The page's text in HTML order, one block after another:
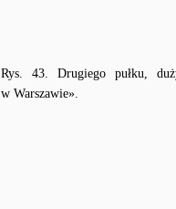
Rys. 43. Drugiego pułku,
w Warszawie».